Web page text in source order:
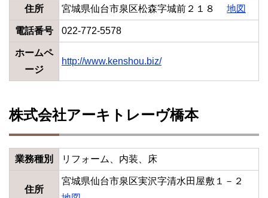
住所 宮城県仙台市泉区松森字城前２１８ 地図
電話番号 022-772-5578
ホームペ
ージ
http://www.kenshou.biz/
株式会社アーキトレーヴ橋本
業務種別 リフォーム、内装、床
住所
宮城県仙台市泉区実沢字清水田屋敷１－２